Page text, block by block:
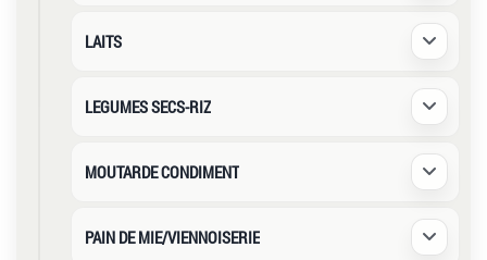
LAITS Déplier
LEGUMES SECS-RIZ Déplier
MOUTARDE CONDIMENT Déplier
PAIN DE MIE/VIENNOISERIE Déplier